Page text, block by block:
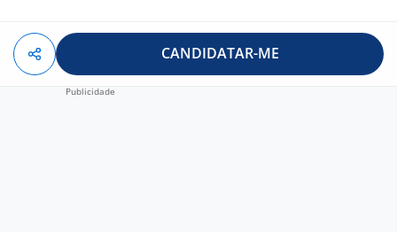
CANDIDATAR-ME